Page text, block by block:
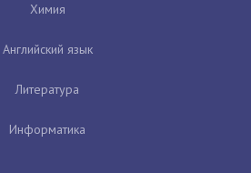
Химия
Английский язык
Литература
Информатика